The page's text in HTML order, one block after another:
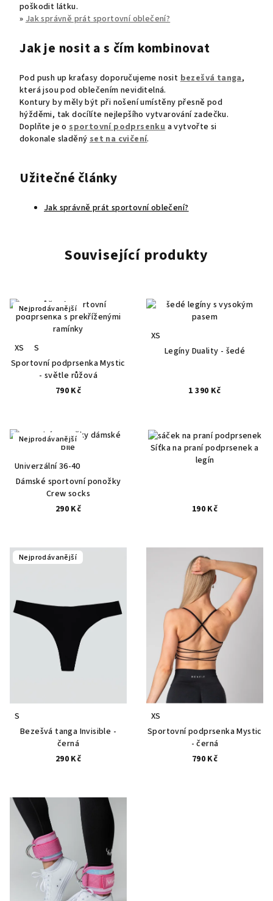
poškodit látku.
»Jak správně prát sportovní oblečení?
Jak je nosit a s čím kombinovat
Pod push up kraťasy doporučujeme nositbezešvá tanga,
která jsou pod oblečením neviditelná.
Kontury by měly být při nošení umístěny přesně pod
hýžděmi, tak docílíte nejlepšího vytvarování zadečku.
Doplňte je osportovní podprsenkua vytvořte si
dokonale sladěnýset na cvičení.
Užitečné články
Jak správně prát sportovní oblečení?
Související produkty
Nejprodávanější
XS
S
Sportovní podprsenka Mystic
- světle růžová
790 Kč
XS
Legíny Duality - šedé
1 390 Kč
Nejprodávanější
Univerzální 36-40
Dámské sportovní ponožky
Crew socks
290 Kč
Síťka na praní podprsenek a
legín
190 Kč
Nejprodávanější
S
Bezešvá tanga Invisible -
černá
290 Kč
XS
Sportovní podprsenka Mystic
- černá
790 Kč